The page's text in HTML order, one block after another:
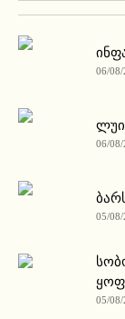
06/08/
06/08/
05/08/
05/08/